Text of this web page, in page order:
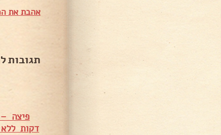
אהבת את
תגובות
פיצה
דקות